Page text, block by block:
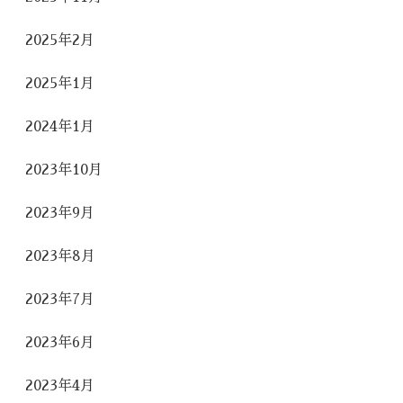
2025年2月
2025年1月
2024年1月
2023年10月
2023年9月
2023年8月
2023年7月
2023年6月
2023年4月